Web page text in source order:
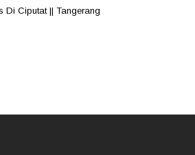
Di Ciputat || Tangerang